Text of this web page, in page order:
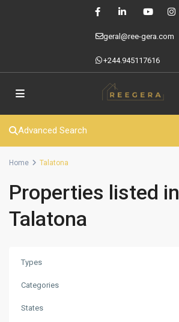
geral@ree-gera.com
+244.945117616
Advanced Search
Home Talatona
Properties listed in
Talatona
Types
Categories
States